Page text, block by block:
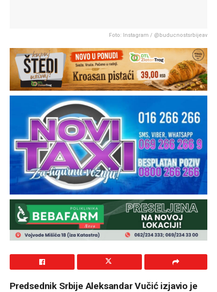
Foto: Instagram / @buducnostsrbijeav
Predsednik Srbije Aleksandar Vučić izjavio je